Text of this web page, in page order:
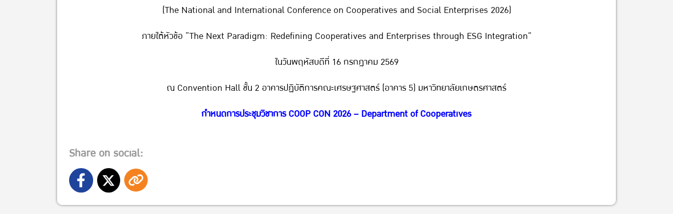
(The National and International Conference on Cooperatives and Social Enterprises 2026)
ภายใต้หัวข้อ “The Next Paradigm: Redefining Cooperatives and Enterprises through ESG Integration”
ในวันพฤหัสบดีที่ 16 กรกฎาคม 2569
ณ Convention Hall ชั้น 2 อาคารปฏิบัติการคณะเศรษฐศาสตร์ (อาคาร 5) มหาวิทยาลัยเกษตรศาสตร์
กำหนดการประชุมวิชาการ COOP CON 2026 – Department of Cooperatives
Share on social: